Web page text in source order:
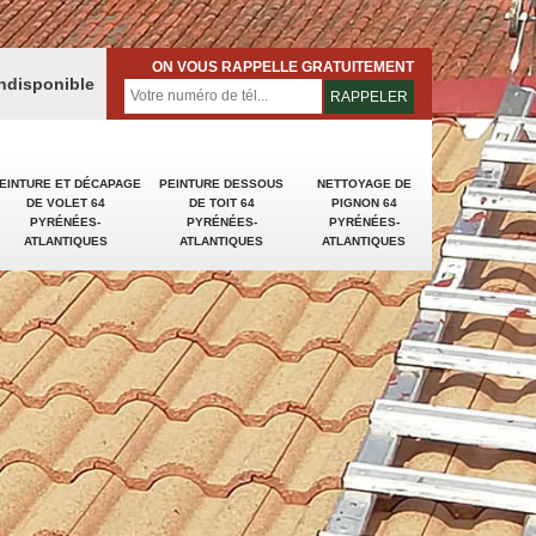
ET DÉCAPAGE
DE VOLET 64
PYRÉNÉES-
ATLANTIQUES
PEINTURE DESSOUS
DE TOIT 64
PYRÉNÉES-
ATLANTIQUES
NETTOYAGE DE
PIGNON 64
PYRÉNÉES-
ATLANTIQUES
ON VOUS RAPPELLE GRATUITEMENT